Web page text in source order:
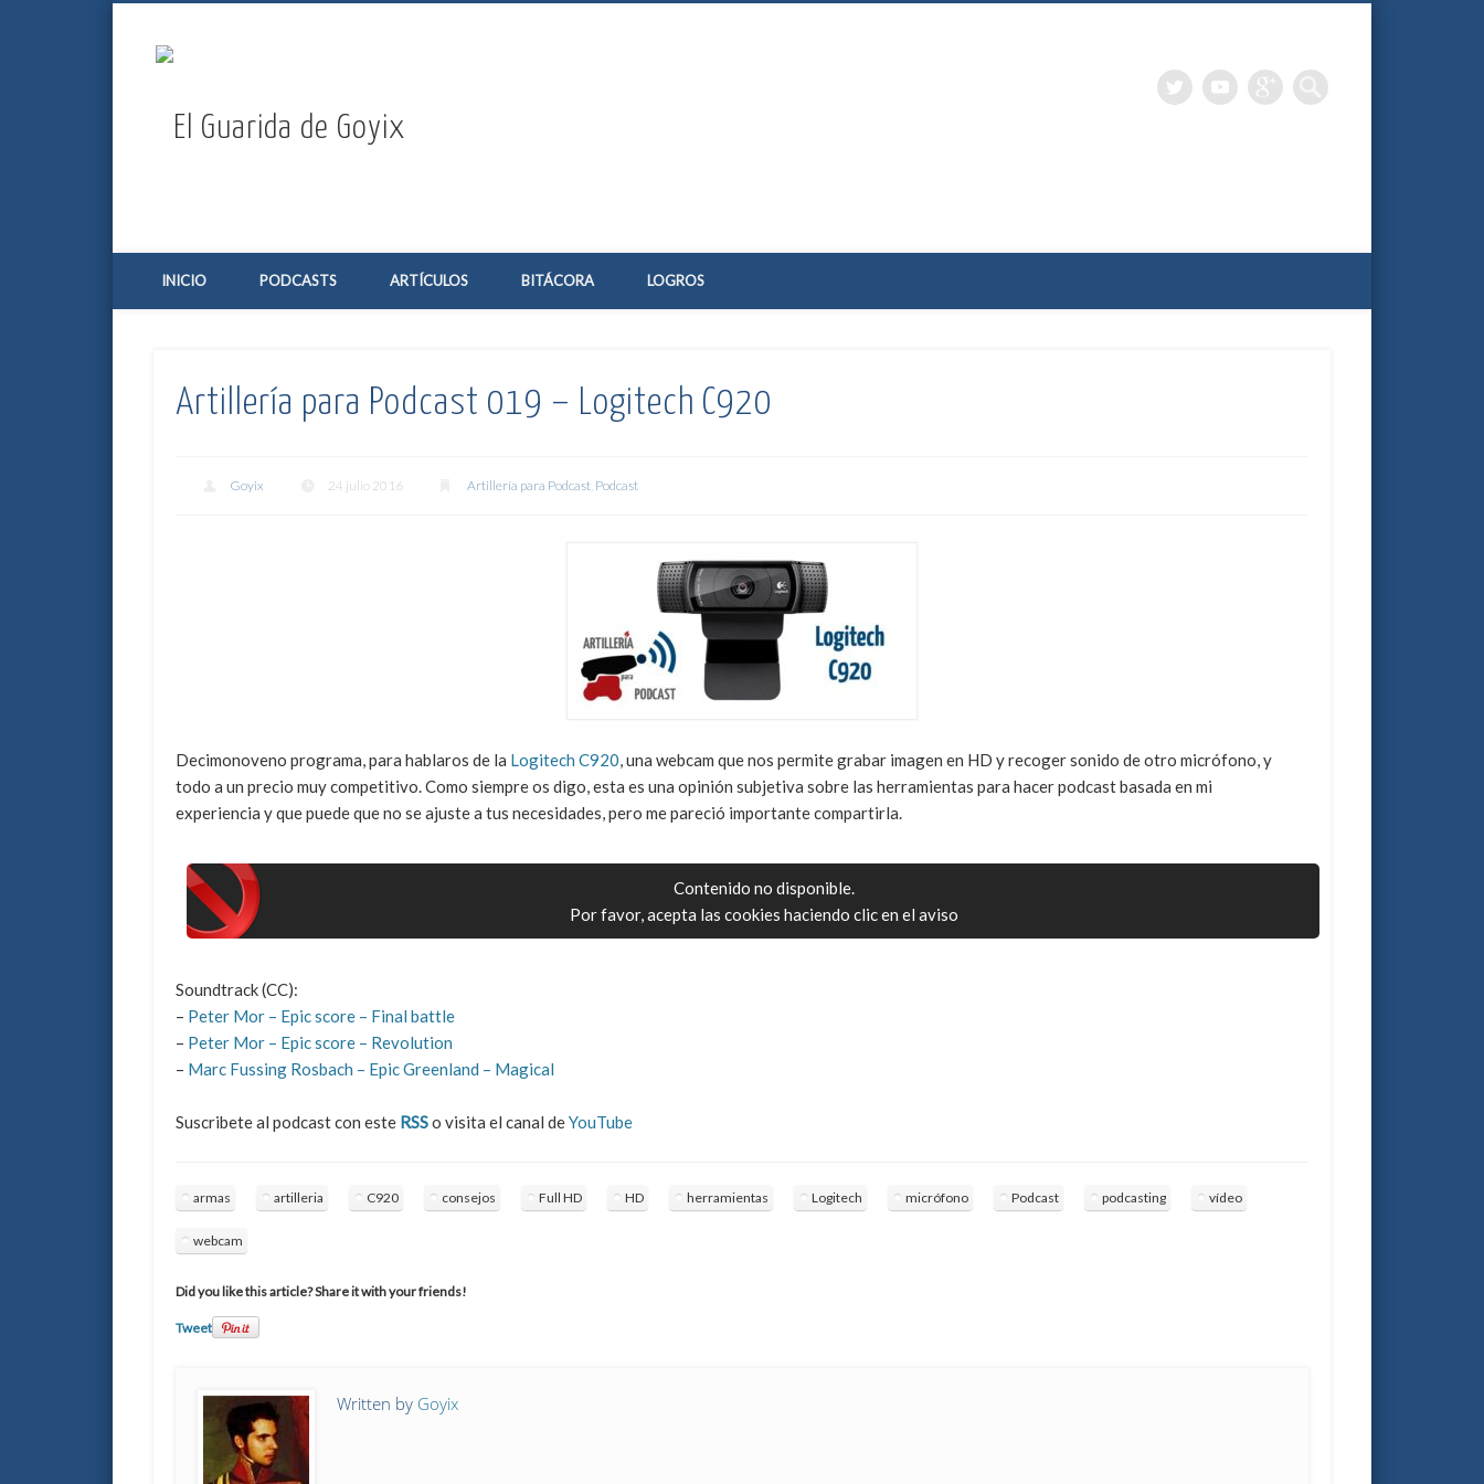
INICIO PODCASTS ARTÍCULOS BITÁCORA LOGROS
Artillería para Podcast 019 – Logitech C920
Goyix 24 julio 2016 Artillería para Podcast, Podcast
Decimonoveno programa, para hablaros de la Logitech C920, una webcam que nos permite grabar imagen en HD y recoger sonido de otro micrófono, y
todo a un precio muy competitivo. Como siempre os digo, esta es una opinión subjetiva sobre las herramientas para hacer podcast basada en mi
experiencia y que puede que no se ajuste a tus necesidades, pero me pareció importante compartirla.
Contenido no disponible.
Por favor, acepta las cookies haciendo clic en el aviso
Soundtrack (CC):
– Peter Mor – Epic score – Final battle
– Peter Mor – Epic score – Revolution
– Marc Fussing Rosbach – Epic Greenland – Magical
Suscribete al podcast con este RSSo visita el canal deYouTube
armas artilleria C920 consejos Full HD HD herramientas Logitech micrófono Podcast podcasting vídeo
webcam
Did you like this article? Share it with your friends!
Tweet
Written by Goyix